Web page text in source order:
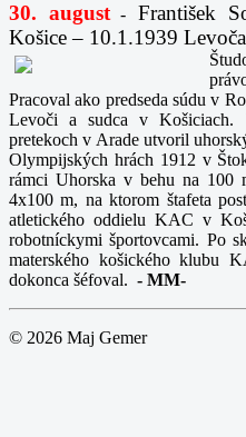
30. august-
František
Košice – 10.1.1939
Pracoval ako predseda súdu v
Levoči a sudca v Košiciach.
pretekoch v Arade utvoril
Olympijských hrách 1912 v
rámci Uhorska v behu na
4x100 m, na ktorom štafeta
atletického oddielu KAC v
robotníckymi športovcami. Po
materského košického klubu
dokonca šéfoval. - MM-
© 2026 Maj Gemer